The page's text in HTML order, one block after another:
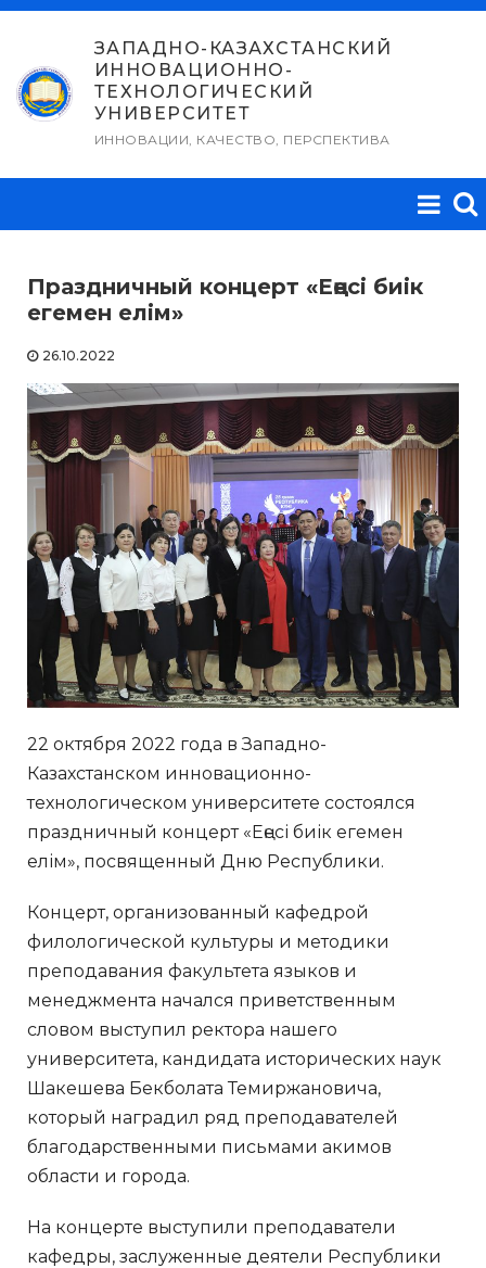
Перейти
содержимому
ЗАПАДНО-КАЗАХСТАНСКИЙ
ИННОВАЦИОННО-
ТЕХНОЛОГИЧЕСКИЙ
УНИВЕРСИТЕТ
ИННОВАЦИИ, КАЧЕСТВО, ПЕРСПЕКТИВА
Праздничный концерт «Еңесі биік
егемен елім»
26.10.2022
22 октября 2022 года в Западно-
Казахстанском инновационно-
технологическом университете состоялся
праздничный концерт «Еңесі биік егемен
елім», посвященный Дню Республики.
Концерт, организованный кафедрой
филологической культуры и методики
преподавания факультета языков и
менеджмента начался приветственным
словом выступил ректора нашего
университета, кандидата исторических наук
Шакешева Бекболата Темиржановича,
который наградил ряд преподавателей
благодарственными письмами акимов
области и города.
На концерте выступили преподаватели
кафедры, заслуженные деятели Республики